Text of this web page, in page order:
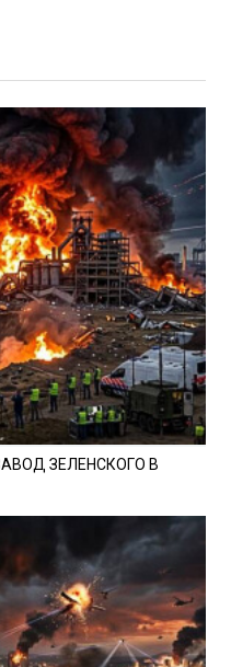
ЗЕЛЕНСКОГО В